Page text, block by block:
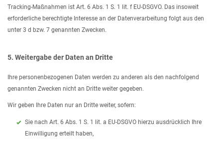
Tracking-Maßnahmen ist Art. 6 Abs. 1 S. 1 lit. f EU-DSGVO. Das insoweit
erforderliche berechtigte Interesse an der Datenverarbeitung folgt aus den
unter 3 d bzw. 7 genannten Zwecken.
5. Weitergabe der Daten an Dritte
Ihre personenbezogenen Daten werden zu anderen als den nachfolgend
genannten Zwecken nicht an Dritte weiter gegeben.
Wir geben Ihre Daten nur an Dritte weiter, sofern:
Sie nach Art. 6 Abs. 1 S. 1 lit. a EU-DSGVO hierzu ausdrücklich Ihre
Einwilligung erteilt haben,